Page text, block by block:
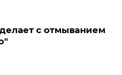
с отмыванием